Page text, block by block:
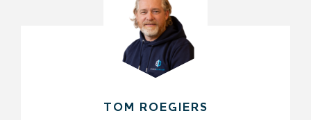
TOM ROEGIERS